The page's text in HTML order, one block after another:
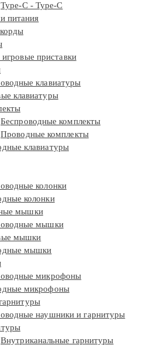
Type-C - Type-C
питания
приставки
клавиатуры
клавиатуры
Беспроводные комплекты
Проводные комплекты
клавиатуры
колонки
колонки
мышки
мышки
мышки
мышки
микрофоны
микрофоны
наушники и гарнитуры
Внутриканальные гарнитуры